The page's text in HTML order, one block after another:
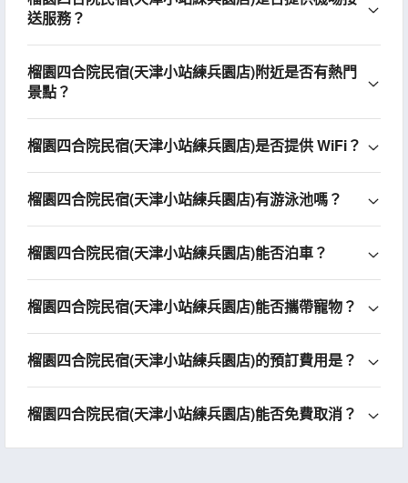
送服務？
榴園四合院民宿(天津小站練兵園店)附近是否有熱門
景點？
榴園四合院民宿(天津小站練兵園店)是否提供 WiFi？
榴園四合院民宿(天津小站練兵園店)有游泳池嗎？
榴園四合院民宿(天津小站練兵園店)能否泊車？
榴園四合院民宿(天津小站練兵園店)能否攜帶寵物？
榴園四合院民宿(天津小站練兵園店)的預訂費用是？
榴園四合院民宿(天津小站練兵園店)能否免費取消？